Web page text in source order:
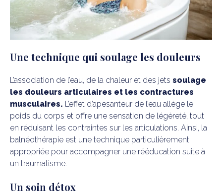
Une technique qui soulage les douleurs
L’association de l’eau, de la chaleur et des jets soulage
les douleurs articulaires et les contractures
musculaires. L’effet d’apesanteur de l’eau allège le
poids du corps et offre une sensation de légèreté, tout
en réduisant les contraintes sur les articulations. Ainsi, la
balnéothérapie est une technique particulièrement
appropriée pour accompagner une rééducation suite à
un traumatisme.
Un soin détox